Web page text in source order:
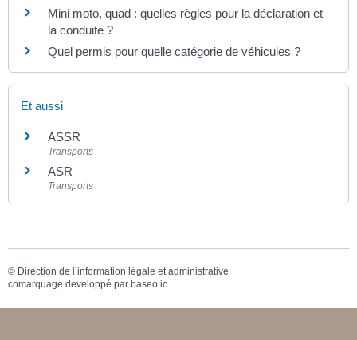
Mini moto, quad : quelles règles pour la déclaration et
la conduite ?
Quel permis pour quelle catégorie de véhicules ?
Et aussi
ASSR
Transports
ASR
Transports
© Direction de l’information légale et administrative
comarquage developpé par baseo.io